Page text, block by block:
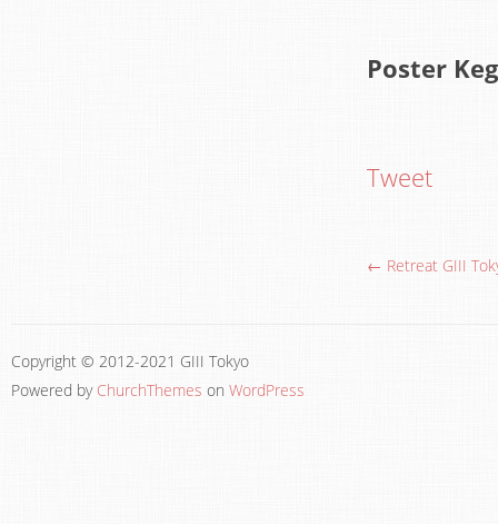
Poster
Tweet
← Retreat GIII
Copyright © 2012-2021 GIII Tokyo
Powered by ChurchThemes on WordPress